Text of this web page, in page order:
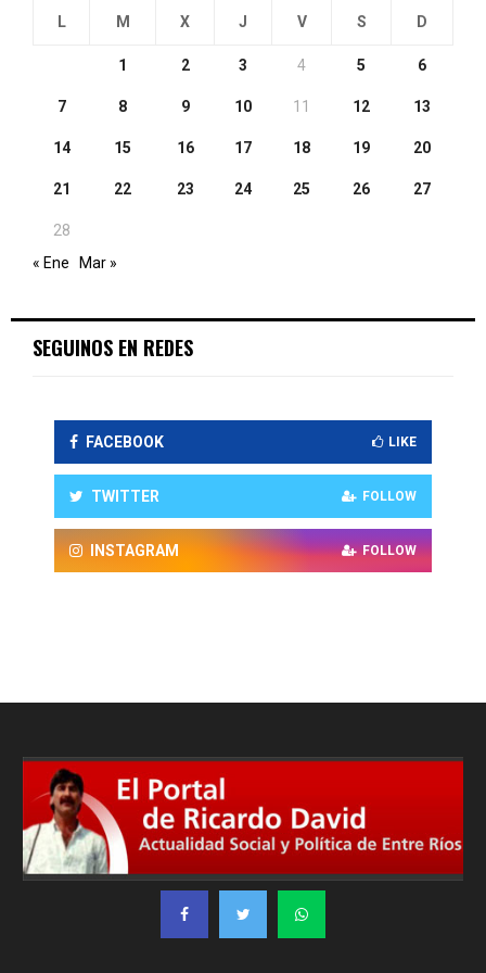
L M X J V S D
1 2 3 4 5 6
7 8 9 10 11 12 13
14 15 16 17 18 19 20
21 22 23 24 25 26 27
28
« Ene
Mar »
SEGUINOS EN REDES
FACEBOOK LIKE
TWITTER FOLLOW
INSTAGRAM FOLLOW